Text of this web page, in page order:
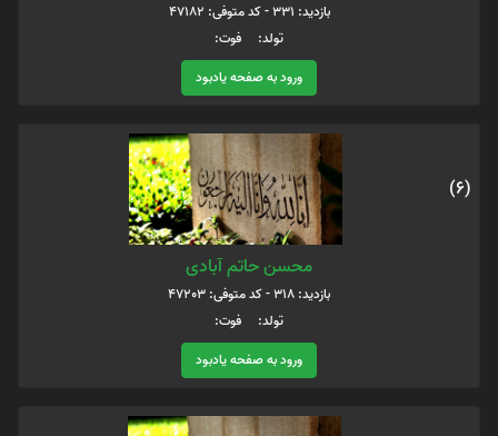
بازدید: 331 - کد متوفی: 47182
تولد: فوت:
ورود به صفحه یادبود
(6)
محسن حاتم آبادی
بازدید: 318 - کد متوفی: 47203
تولد: فوت:
ورود به صفحه یادبود